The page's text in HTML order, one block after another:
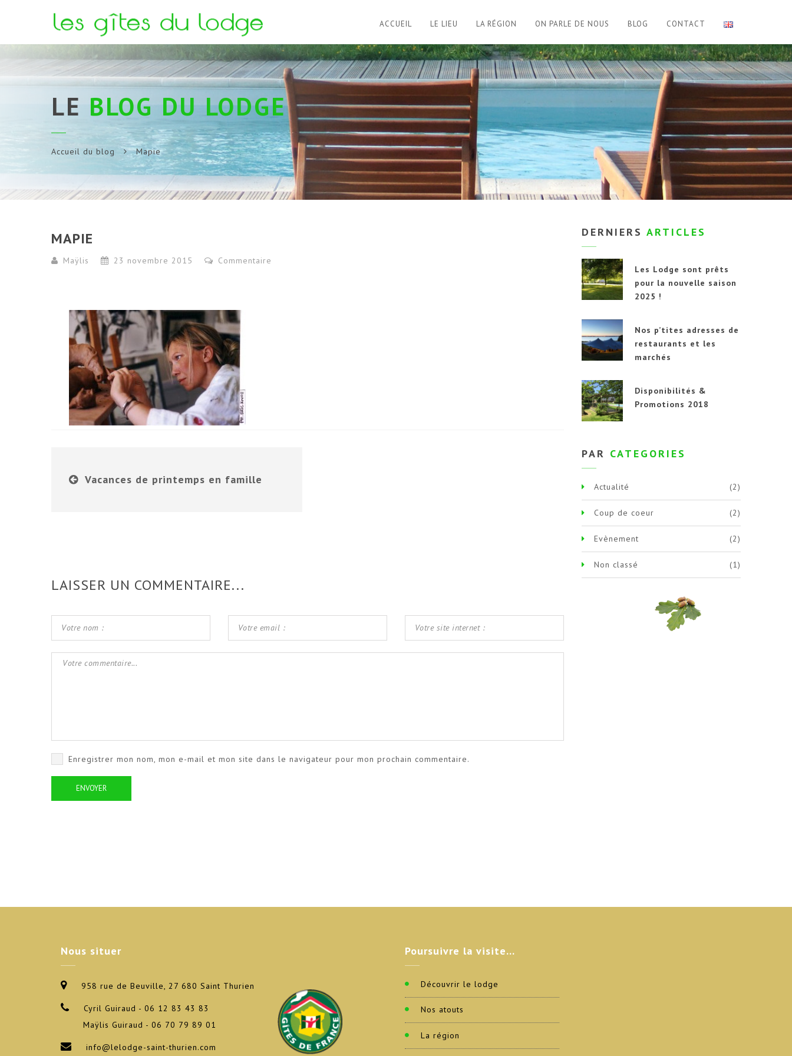
ACCUEIL LE LIEU LA RÉGION ON PARLE DE NOUS BLOG CONTACT
LE BLOG DU LODGE
Accueil du blog Mapie
MAPIE
Maÿlis 23 novembre 2015 Commentaire
Vacances de printemps en famille
LAISSER UN COMMENTAIRE...
Enregistrer mon nom, mon e-mail et mon site dans le navigateur pour mon prochain commentaire.
DERNIERS ARTICLES
Les Lodge sont prêts
pour la nouvelle saison
2025 !
Nos p’tites adresses de
restaurants et les
marchés
Disponibilités &
Promotions 2018
PAR CATEGORIES
Actualité (2)
Coup de coeur (2)
Evènement (2)
Non classé (1)
Nous situer
958 rue de Beuville, 27 680 Saint Thurien
Cyril Guiraud - 06 12 83 43 83
Maÿlis Guiraud - 06 70 79 89 01
info@lelodge-saint-thurien.com
Poursuivre la visite…
Découvrir le lodge
Nos atouts
La région